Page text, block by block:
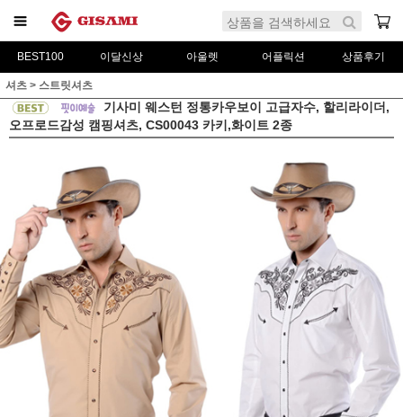
BEST100 이달신상 아울렛 어플릭션 상품후기
셔츠 > 스트릿셔츠
기사미 웨스턴 정통카우보이 고급자수, 할리라이더,
오프로드감성 캠핑셔츠, CS00043 카키,화이트 2종